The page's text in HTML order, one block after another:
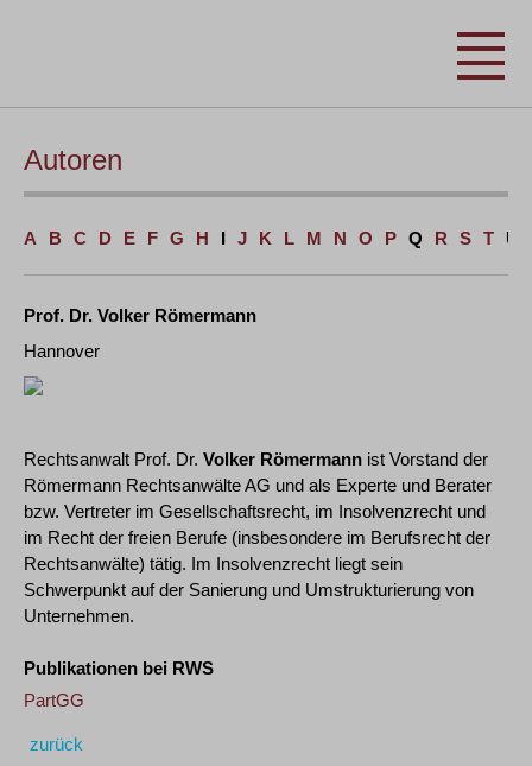
Autoren
A B C D E F G H I J K L M N O P Q R S T U
Prof. Dr. Volker Römermann
Hannover
Rechtsanwalt Prof. Dr. Volker Römermann ist Vorstand der
Römermann Rechtsanwälte AG und als Experte und Berater
bzw. Vertreter im Gesellschaftsrecht, im Insolvenzrecht und
im Recht der freien Berufe (insbesondere im Berufsrecht der
Rechtsanwälte) tätig. Im Insolvenzrecht liegt sein
Schwerpunkt auf der Sanierung und Umstrukturierung von
Unternehmen.
Publikationen bei RWS
PartGG
zurück